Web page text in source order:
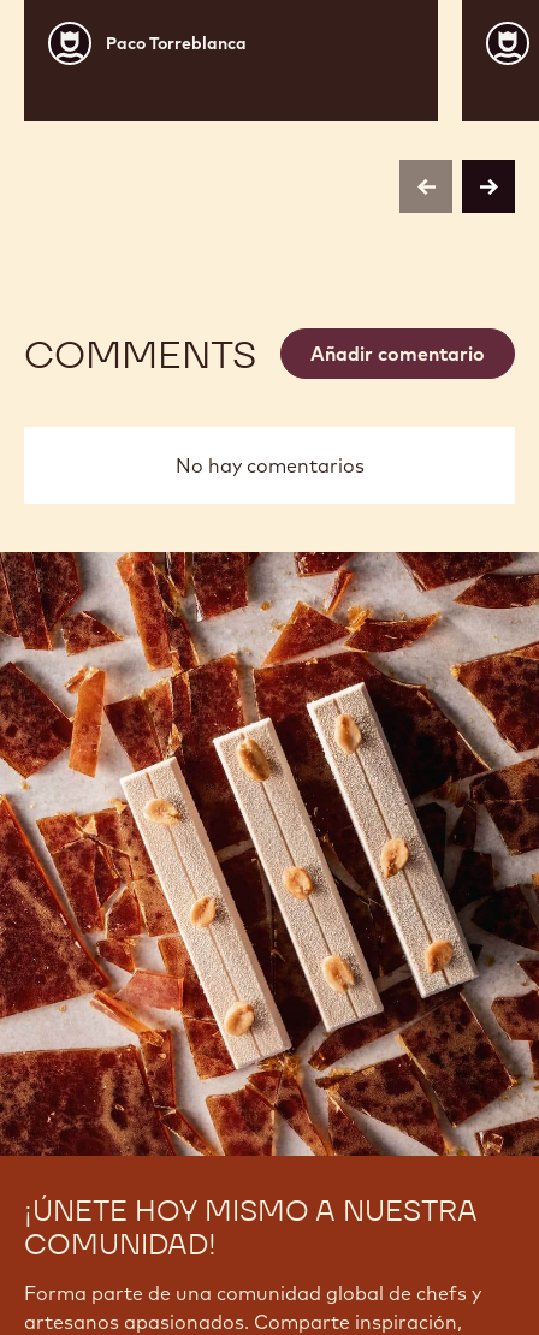
Paco
Torreblanca
Paco Torreblanca
Jordi
Roca
previousnext
COMMENTS Añadir comentario
No hay comentarios
¡ÚNETE HOY MISMO A NUESTRA
COMUNIDAD!
Forma parte de una comunidad global de chefs y
artesanos apasionados. Comparte inspiración,